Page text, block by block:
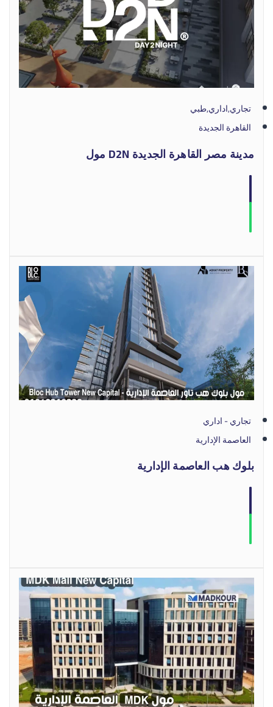
تجاري,اداري,طبي
القاهرة الجديدة
مدينة مصر القاهرة الجديدة D2N مول
تجاري - اداري
العاصمة الإدارية
بلوك هب العاصمة الإدارية